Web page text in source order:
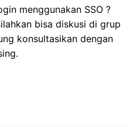
menggunakan SSO ?
bisa diskusi di grup
konsultasikan dengan